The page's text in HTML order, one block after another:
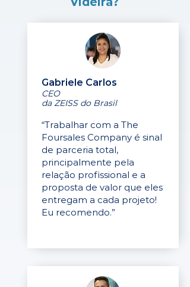
Gabriele Carlos
CEO
da ZEISS do Brasil
“Trabalhar com a The
Foursales Company é sinal
de parceria total,
principalmente pela
relação profissional e a
proposta de valor que eles
entregam a cada projeto!
Eu recomendo.”